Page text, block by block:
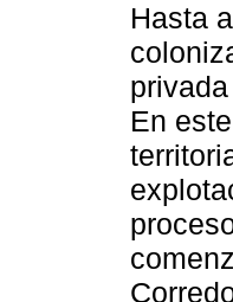
Hasta
En